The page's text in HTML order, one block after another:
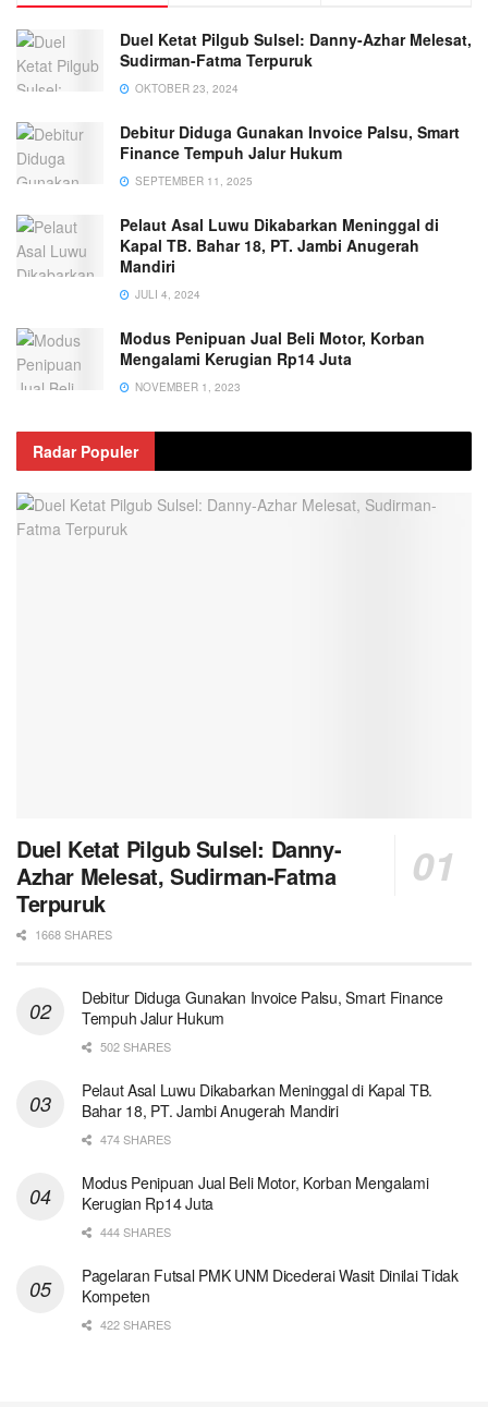
Duel Ketat Pilgub Sulsel: Danny-Azhar Melesat,
Sudirman-Fatma Terpuruk
OKTOBER 23, 2024
Debitur Diduga Gunakan Invoice Palsu, Smart
Finance Tempuh Jalur Hukum
SEPTEMBER 11, 2025
Pelaut Asal Luwu Dikabarkan Meninggal di
Kapal TB. Bahar 18, PT. Jambi Anugerah
Mandiri
JULI 4, 2024
Modus Penipuan Jual Beli Motor, Korban
Mengalami Kerugian Rp14 Juta
NOVEMBER 1, 2023
Radar Populer
Duel Ketat Pilgub Sulsel: Danny-
Azhar Melesat, Sudirman-Fatma
Terpuruk
1668 SHARES
Debitur Diduga Gunakan Invoice Palsu, Smart Finance
Tempuh Jalur Hukum
502 SHARES
Pelaut Asal Luwu Dikabarkan Meninggal di Kapal TB.
Bahar 18, PT. Jambi Anugerah Mandiri
474 SHARES
Modus Penipuan Jual Beli Motor, Korban Mengalami
Kerugian Rp14 Juta
444 SHARES
Pagelaran Futsal PMK UNM Dicederai Wasit Dinilai Tidak
Kompeten
422 SHARES